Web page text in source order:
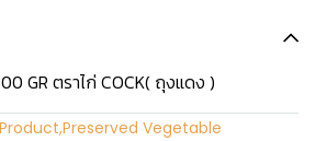
GR ตราไก่ COCK( ถุงแดง )
,Preserved Vegetable